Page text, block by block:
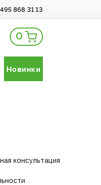
495 868 31 13
0
Новинки
консультация